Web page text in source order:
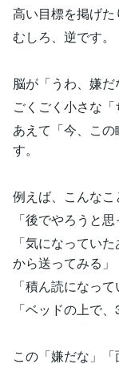
高い目標を掲げた
むしろ、逆です。
脳が「うわ、嫌
ごくごく小さな
あえて「今、こ
す。
例えば、こんなこ
「後でやろうと
「気になってい
から送ってみる」
「積ん読になっ
「ベッドの上で
この「嫌だな」